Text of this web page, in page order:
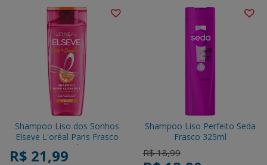
Shampoo Liso dos Sonhos
Elseve L'oréal Paris Frasco
200ml
R$ 21,99
Shampoo Liso Perfeito Seda
Frasco 325ml
Price reduced from
R$ 18,99to